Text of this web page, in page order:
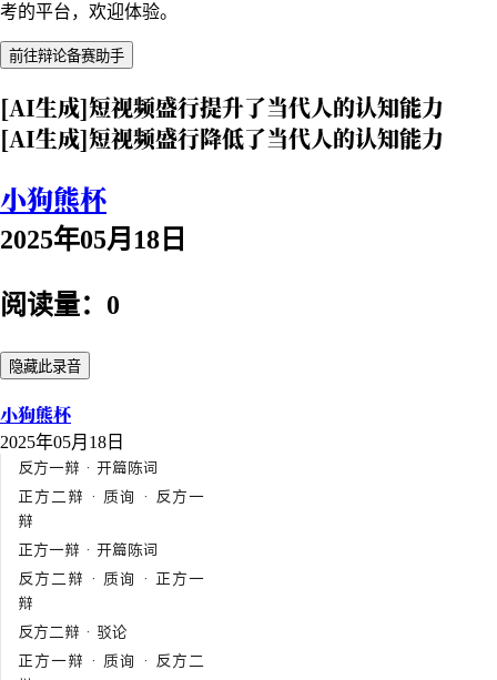
考的平台，欢迎体验。
前往辩论备赛助手
[AI生成]短视频盛行提升了当代人的认知能力
[AI生成]短视频盛行降低了当代人的认知能力
小狗熊杯
2025年05月18日
阅读量：0
隐藏此录音
小狗熊杯
2025年05月18日
反方一辩 · 开篇陈词
正方二辩 · 质询 · 反方一
辩
正方一辩 · 开篇陈词
反方二辩 · 质询 · 正方一
辩
反方二辩 · 驳论
正方一辩 · 质询 · 反方二